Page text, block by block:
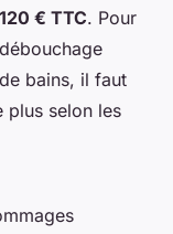
€ TTC. Pour
bains, il faut
plus selon les